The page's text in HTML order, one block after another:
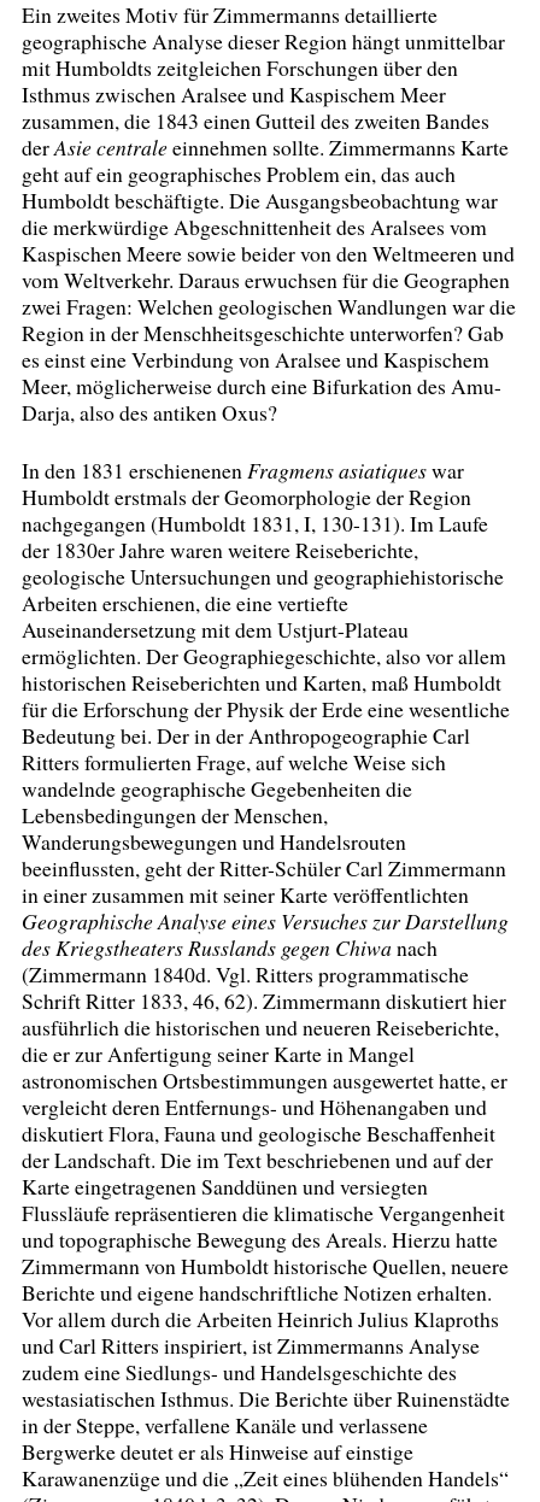
Ein zweites Motiv für Zimmermanns detaillierte
geographische Analyse dieser Region hängt unmittelbar
mit Humboldts zeitgleichen Forschungen über den
Isthmus zwischen Aralsee und Kaspischem Meer
zusammen, die 1843 einen Gutteil des zweiten Bandes
derAsie centraleeinnehmen sollte. Zimmermanns Karte
geht auf ein geographisches Problem ein, das auch
Humboldt beschäftigte. Die Ausgangsbeobachtung war
die merkwürdige Abgeschnittenheit des Aralsees vom
Kaspischen Meere sowie beider von den Weltmeeren und
vom Weltverkehr. Daraus erwuchsen für die Geographen
zwei Fragen: Welchen geologischen Wandlungen war die
Region in der Menschheitsgeschichte unterworfen? Gab
es einst eine Verbindung von Aralsee und Kaspischem
Meer, möglicherweise durch eine Bifurkation des Amu-
Darja, also des antiken Oxus?
In den 1831 erschienenenFragmens asiatiqueswar
Humboldt erstmals der Geomorphologie der Region
nachgegangen (Humboldt 1831, I, 130-131). Im Laufe
der 1830er Jahre waren weitere Reiseberichte,
geologische Untersuchungen und geographiehistorische
Arbeiten erschienen, die eine vertiefte
Auseinandersetzung mit dem Ustjurt-Plateau
ermöglichten. Der Geographiegeschichte, also vor allem
historischen Reiseberichten und Karten, maß Humboldt
für die Erforschung der Physik der Erde eine wesentliche
Bedeutung bei. Der in der Anthropogeographie Carl
Ritters formulierten Frage, auf welche Weise sich
wandelnde geographische Gegebenheiten die
Lebensbedingungen der Menschen,
Wanderungsbewegungen und Handelsrouten
beeinflussten, geht der Ritter-Schüler Carl Zimmermann
in einer zusammen mit seiner Karte veröffentlichten
Geographische Analyse eines Versuches zur Darstellung
des Kriegstheaters Russlands gegen Chiwanach
(Zimmermann 1840d. Vgl. Ritters programmatische
Schrift Ritter 1833, 46, 62). Zimmermann diskutiert hier
ausführlich die historischen und neueren Reiseberichte,
die er zur Anfertigung seiner Karte in Mangel
astronomischen Ortsbestimmungen ausgewertet hatte, er
vergleicht deren Entfernungs- und Höhenangaben und
diskutiert Flora, Fauna und geologische Beschaffenheit
der Landschaft. Die im Text beschriebenen und auf der
Karte eingetragenen Sanddünen und versiegten
Flussläufe repräsentieren die klimatische Vergangenheit
und topographische Bewegung des Areals. Hierzu hatte
Zimmermann von Humboldt historische Quellen, neuere
Berichte und eigene handschriftliche Notizen erhalten.
Vor allem durch die Arbeiten Heinrich Julius Klaproths
und Carl Ritters inspiriert, ist Zimmermanns Analyse
zudem eine Siedlungs- und Handelsgeschichte des
westasiatischen Isthmus. Die Berichte über Ruinenstädte
in der Steppe, verfallene Kanäle und verlassene
Bergwerke deutet er als Hinweise auf einstige
Karawanenzüge und die „Zeit eines blühenden Handels“